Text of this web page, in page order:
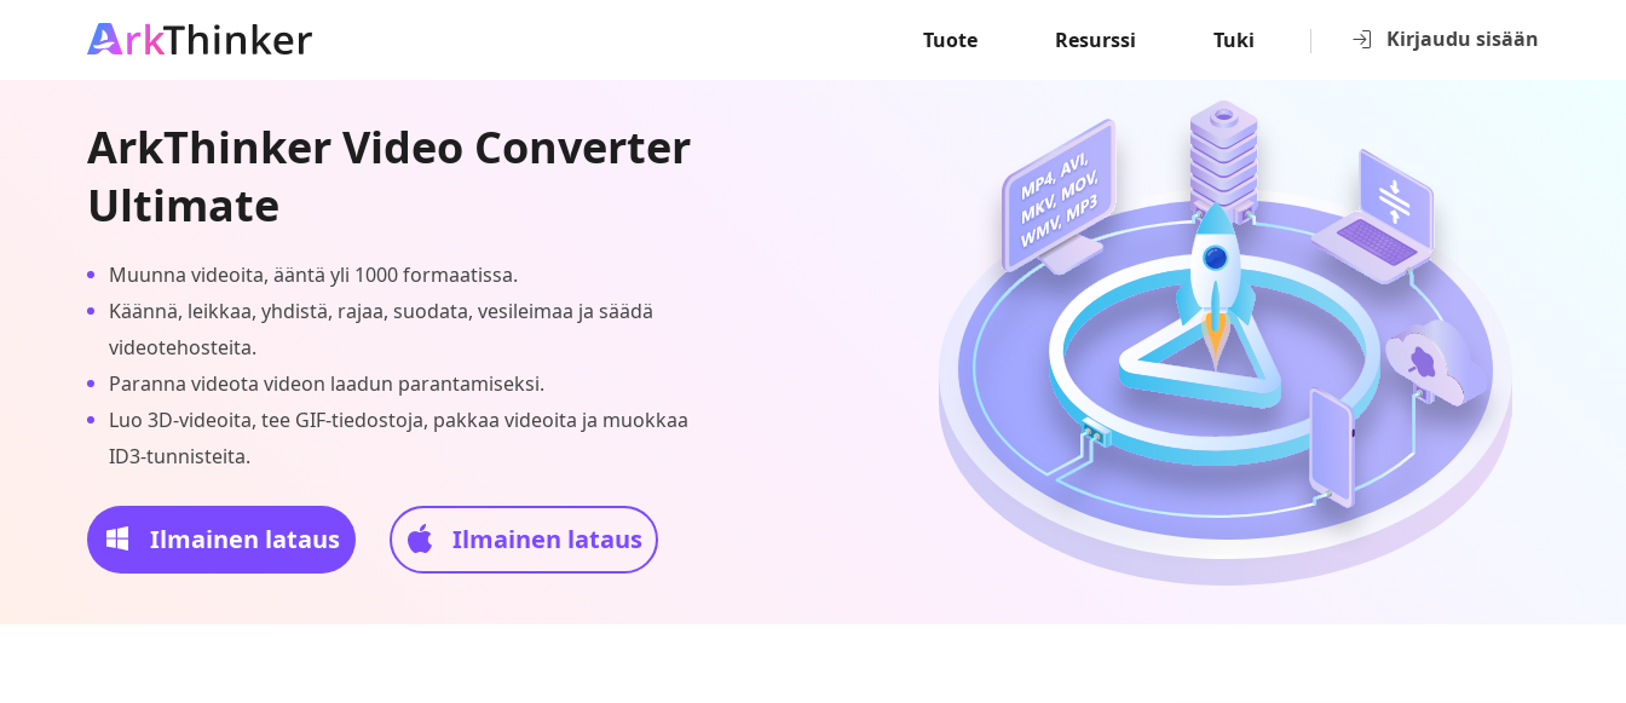
Kirjaudu sisään
Tuote Resurssi Tuki
ArkThinker Video Converter
Ultimate
Muunna videoita, ääntä yli 1000 formaatissa.
Käännä, leikkaa, yhdistä, rajaa, suodata, vesileimaa ja säädä
videotehosteita.
Paranna videota videon laadun parantamiseksi.
Luo 3D-videoita, tee GIF-tiedostoja, pakkaa videoita ja muokkaa
ID3-tunnisteita.
Ilmainen lataus Ilmainen lataus